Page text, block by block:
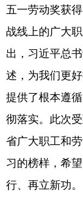
政事
文娱
多语种频道
English
Русский
Deutsch
五一劳动奖获
战线上的广大
出，习近平总
述，为我们更
提供了根本遵
彻落实。此次
省广大职工和
习的榜样，希
行、再立新功。